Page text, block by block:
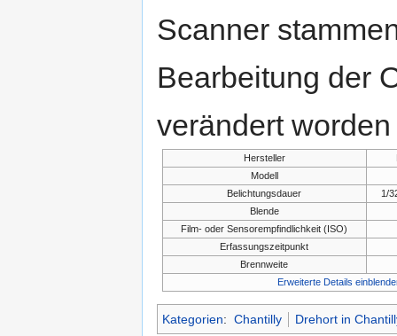
Scanner
Bearbeitung der
verändert
Hersteller
Modell
Belichtungsdauer
1/
Blende
Film- oder Sensorempfindlichkeit (ISO)
Erfassungszeitpunkt
Brennweite
Erweiterte Details
Kategorien: Chantilly Drehort in